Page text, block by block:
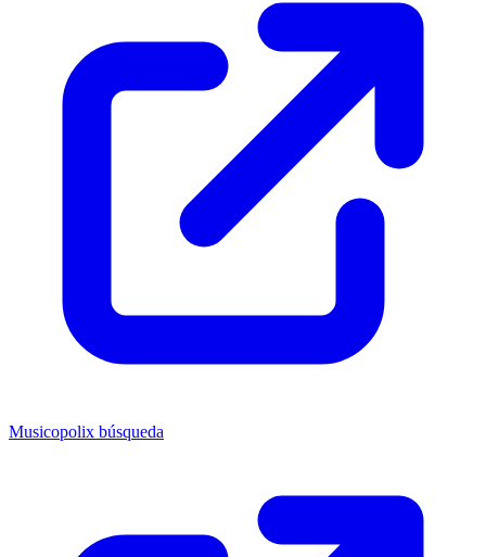
Musicopolix búsqueda